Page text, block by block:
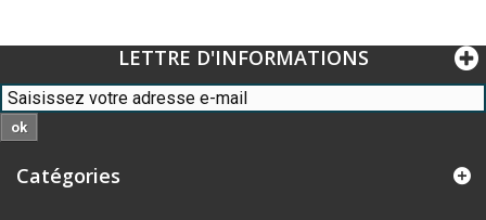
LETTRE D'INFORMATIONS
ok
Catégories